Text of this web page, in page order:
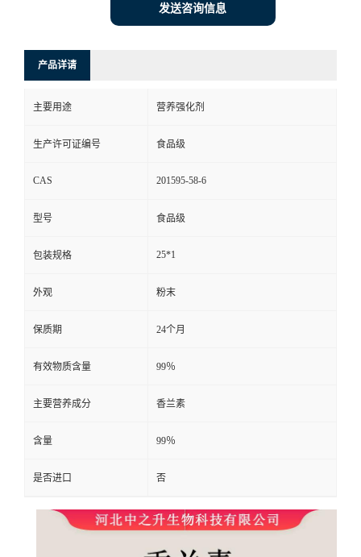
发送咨询信息
产品详请
主要用途 营养强化剂
生产许可证编号 食品级
CAS 201595-58-6
型号 食品级
包装规格 25*1
外观 粉末
保质期 24个月
有效物质含量 99％
主要营养成分 香兰素
含量 99％
是否进口 否